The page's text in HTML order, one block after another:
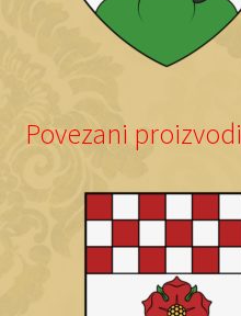
Povezani proizvodi